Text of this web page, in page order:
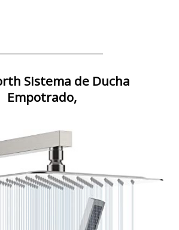
Sistema de Ducha
Empotrado,